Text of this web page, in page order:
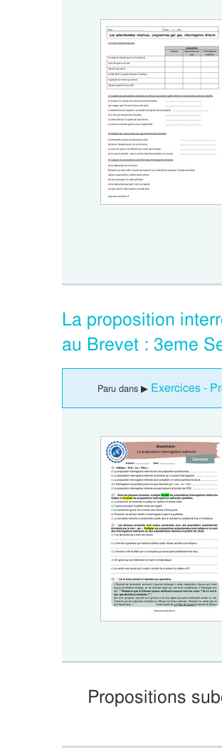
La proposition
au Brevet : 3eme
Paru dans ▶ Exercices -
Propositions